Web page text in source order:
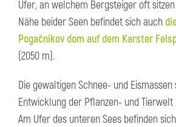
Ufer, an welchem Bergsteiger oft
Nähe beider Seen befindet sich auch
Pogačnikov dom auf dem Karster
(2050 m).
Die gewaltigen Schnee- und
Entwicklung der Pflanzen- und Tierwelt
Am Ufer des unteren Sees befinden